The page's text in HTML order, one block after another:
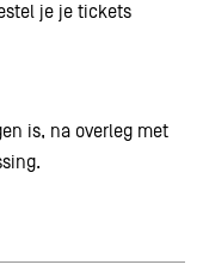
je je tickets
is, na overleg met